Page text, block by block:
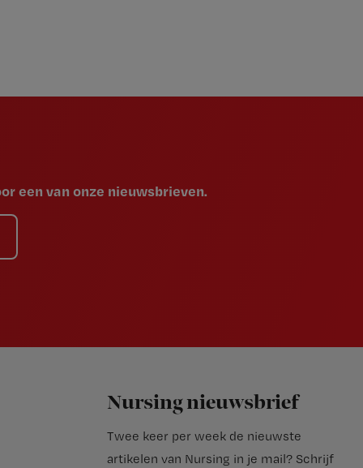
een van onze nieuwsbrieven.
Nursing nieuwsbrief
Twee keer per week de nieuwste
artikelen van Nursing in je mail? Schrijf